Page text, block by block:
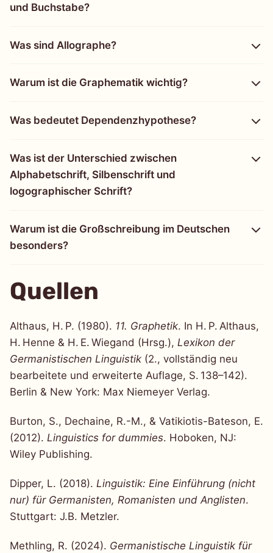
und Buchstabe?
Was sind Allographe?
Warum ist die Graphematik wichtig?
Was bedeutet Dependenzhypothese?
Was ist der Unterschied zwischen
Alphabetschrift, Silbenschrift und
logographischer Schrift?
Warum ist die Großschreibung im Deutschen
besonders?
Quellen
Althaus, H. P. (1980). 11. Graphetik. In H. P. Althaus,
H. Henne & H. E. Wiegand (Hrsg.), Lexikon der
Germanistischen Linguistik (2., vollständig neu
bearbeitete und erweiterte Auflage, S. 138–142).
Berlin & New York: Max Niemeyer Verlag.
Burton, S., Dechaine, R.-M., & Vatikiotis-Bateson, E.
(2012). Linguistics for dummies. Hoboken, NJ:
Wiley Publishing.
Dipper, L. (2018). Linguistik: Eine Einführung (nicht
nur) für Germanisten, Romanisten und Anglisten.
Stuttgart: J.B. Metzler.
Methling, R. (2024). Germanistische Linguistik für